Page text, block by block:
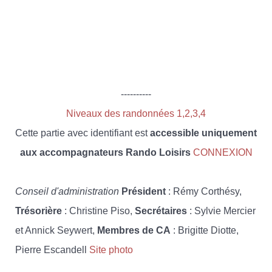
----------
Niveaux des randonnées 1,2,3,4
Cette partie avec identifiant estaccessible uniquement
aux accompagnateurs Rando Loisirs CONNEXION
Conseil d'administration Président : Rémy Corthésy,
Trésorière : Christine Piso, Secrétaires : Sylvie Mercier
et Annick Seywert, Membres de CA : Brigitte Diotte,
Pierre Escandell Site photo